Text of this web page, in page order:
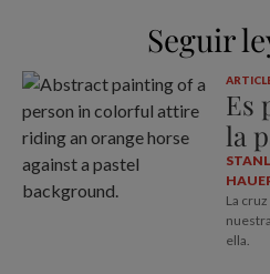
Seguir
Es
la
La
ella.